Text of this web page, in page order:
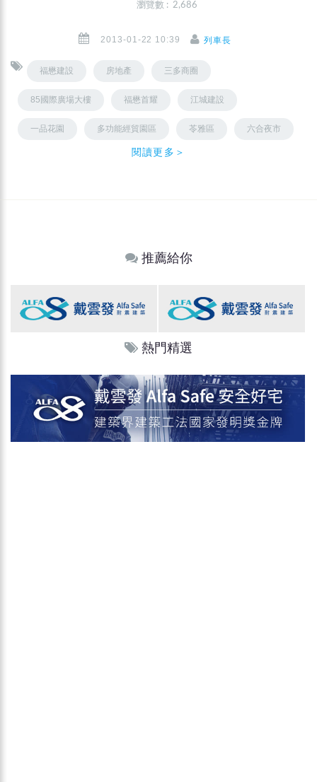
瀏覽數 : 2,686
2013-01-22 10:39 列車長
福懋建設 房地產 三多商圈
85國際廣場大樓 福懋首耀 江城建設
一品花園 多功能經貿園區 苓雅區 六合夜市
閱讀更多＞
推薦給你
熱門精選